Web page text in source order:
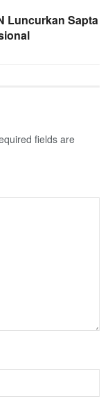
Luncurkan Sapta
fields are